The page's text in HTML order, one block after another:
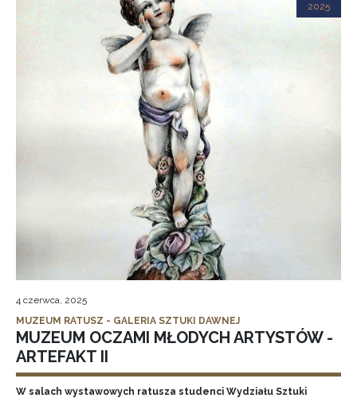
2025
4 czerwca, 2025
MUZEUM RATUSZ - GALERIA SZTUKI DAWNEJ
MUZEUM OCZAMI MŁODYCH ARTYSTÓW -
ARTEFAKT II
W salach wystawowych ratusza studenci Wydziału Sztuki